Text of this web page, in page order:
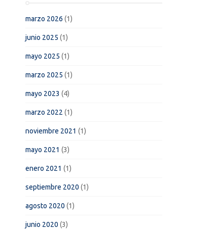
marzo 2026 (1)
junio 2025 (1)
mayo 2025 (1)
marzo 2025 (1)
mayo 2023 (4)
marzo 2022 (1)
noviembre 2021 (1)
mayo 2021 (3)
enero 2021 (1)
septiembre 2020 (1)
agosto 2020 (1)
junio 2020 (3)